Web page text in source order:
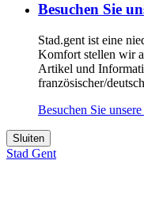
Besuchen Sie
Stad.gent ist eine
Komfort stellen wir
Artikel und
französischer/
Besuchen Sie
Sluiten
Stad Gent